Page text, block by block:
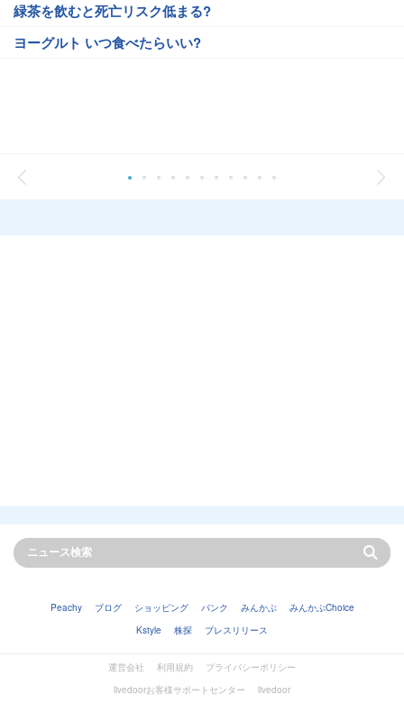
緑茶を飲むと死亡リスク低まる?
ヨーグルト いつ食べたらいい?
Peachy ブログ ショッピング バンク みんかぶ
みんかぶChoice
Kstyle
株探 プレスリリース
運営会社 利用規約
プライバシーポリシー
livedoorお客様サポートセンター
livedoor